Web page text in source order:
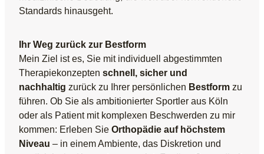
Standards hinausgeht.
Ihr Weg zurück zur Bestform
Mein Ziel ist es, Sie mit individuell abgestimmten
Therapiekonzepten schnell, sicher und
nachhaltig zurück zu Ihrer persönlichen Bestform zu
führen. Ob Sie als ambitionierter Sportler aus Köln
oder als Patient mit komplexen Beschwerden zu mir
kommen: Erleben Sie Orthopädie auf höchstem
Niveau – in einem Ambiente, das Diskretion und